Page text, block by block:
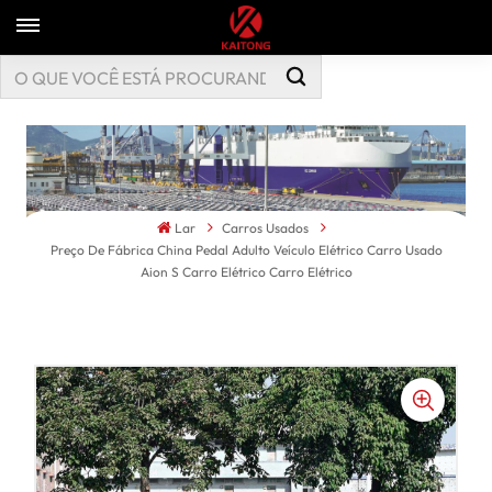
Lar
Carros Usados
Preço De Fábrica China Pedal Adulto Veículo Elétrico Carro Usado
Aion S Carro Elétrico Carro Elétrico